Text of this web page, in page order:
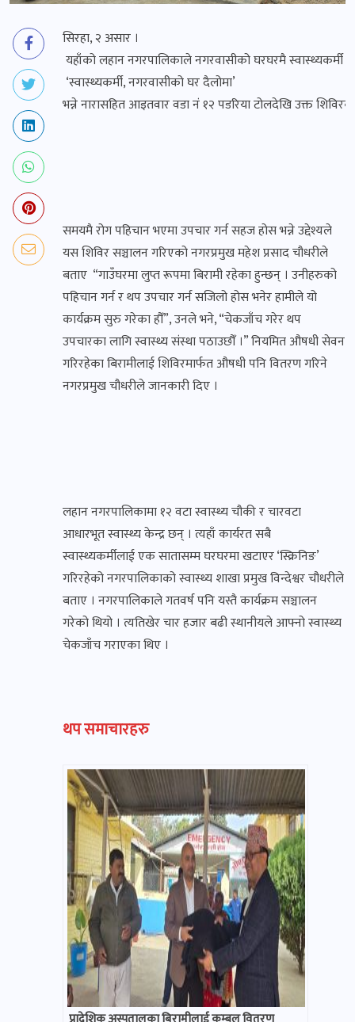
सिरहा, २ असार ।
यहाँको लहान नगरपालिकाले नगरवासीको घरघरमै स्वास्थ्यकर्मी
‘स्वास्थ्यकर्मी, नगरवासीको घर दैलोमा’
भन्ने नारासहित आइतवार वडा नं १२ पडरिया टोलदेखि उक्त
समयमै रोग पहिचान भएमा उपचार गर्न सहज होस भन्ने उद्देश्यले
यस शिविर सञ्चालन गरिएको नगरप्रमुख महेश प्रसाद चौधरीले
बताए “गाउँघरमा लुप्त रूपमा बिरामी रहेका हुन्छन् । उनीहरुको
पहिचान गर्न र थप उपचार गर्न सजिलो होस भनेर हामीले यो
कार्यक्रम सुरु गरेका हौँ”, उनले भने, “चेकजाँच गरेर थप
उपचारका लागि स्वास्थ्य संस्था पठाउछौँ ।” नियमित औषधी सेवन
गरिरहेका बिरामीलाई शिविरमार्फत औषधी पनि वितरण गरिने
नगरप्रमुख चौधरीले जानकारी दिए ।
लहान नगरपालिकामा १२ वटा स्वास्थ्य चौकी र चारवटा
आधारभूत स्वास्थ्य केन्द्र छन् । त्यहाँ कार्यरत सबै
स्वास्थ्यकर्मीलाई एक सातासम्म घरघरमा खटाएर ‘स्क्रिनिङ’
गरिरहेको नगरपालिकाको स्वास्थ्य शाखा प्रमुख विन्देश्वर चौधरीले
बताए । नगरपालिकाले गतवर्ष पनि यस्तै कार्यक्रम सञ्चालन
गरेको थियो । त्यतिखेर चार हजार बढी स्थानीयले आफ्नो स्वास्थ्य
चेकजाँच गराएका थिए ।
थप समाचारहरु